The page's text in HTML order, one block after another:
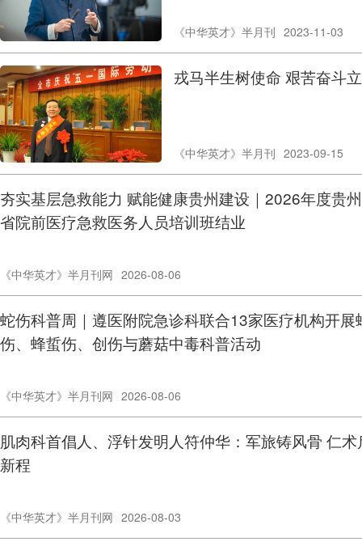
《中华英才》半月刊 2023-11-03
戎马半生树使命 艰苦奋斗
《中华英才》半月刊 2023-09-15
夯实基层急救能力 赋能健康贵州建设｜2026年度贵州
省院前医疗急救医务人员培训班结业
《中华英才》半月刊网 2026-08-06
蛇伤科普周｜遵医附院急诊科联合13家医疗机构开展
伤、蜂蜇伤、创伤与蘑菇中毒科普活动
《中华英才》半月刊网 2026-08-06
肌肉科首倡人、浮针发明人符仲华：军旅铸风骨 仁术
新程
《中华英才》半月刊网 2026-08-03